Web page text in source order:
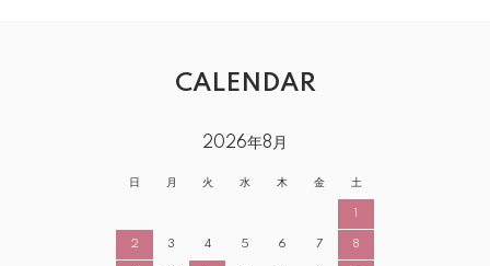
CALENDAR
2026年8月
日 月 火 水 木 金 土
1
2 3 4 5 6 7 8